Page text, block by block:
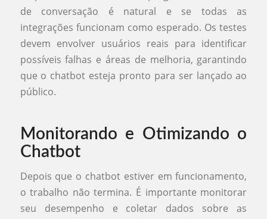
de conversação é natural e se todas as
integrações funcionam como esperado. Os testes
devem envolver usuários reais para identificar
possíveis falhas e áreas de melhoria, garantindo
que o chatbot esteja pronto para ser lançado ao
público.
Monitorando e Otimizando o
Chatbot
Depois que o chatbot estiver em funcionamento,
o trabalho não termina. É importante monitorar
seu desempenho e coletar dados sobre as